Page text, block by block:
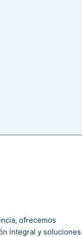
ofrecemos
integral y soluciones